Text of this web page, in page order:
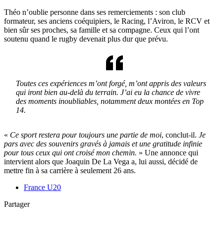
Théo n’oublie personne dans ses remerciements : son club
formateur, ses anciens coéquipiers, le Racing, l’Aviron, le RCV et
bien sûr ses proches, sa famille et sa compagne. Ceux qui l’ont
soutenu quand le rugby devenait plus dur que prévu.
Toutes ces expériences m’ont forgé, m’ont appris des valeurs
qui iront bien au-delà du terrain. J’ai eu la chance de vivre
des moments inoubliables, notamment deux montées en Top
14.
« Ce sport restera pour toujours une partie de moi, conclut-il. Je
pars avec des souvenirs gravés à jamais et une gratitude infinie
pour tous ceux qui ont croisé mon chemin. » Une annonce qui
intervient alors que Joaquin De La Vega a, lui aussi, décidé de
mettre fin à sa carrière à seulement 26 ans.
France U20
Partager